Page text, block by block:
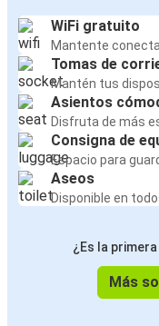
WiFi gratuito
Mantente
Tomas de
Mantén tus
Asientos
Disfruta de más
Consigna de
Espacio para
Aseos
Disponible en
¿Es la
Más